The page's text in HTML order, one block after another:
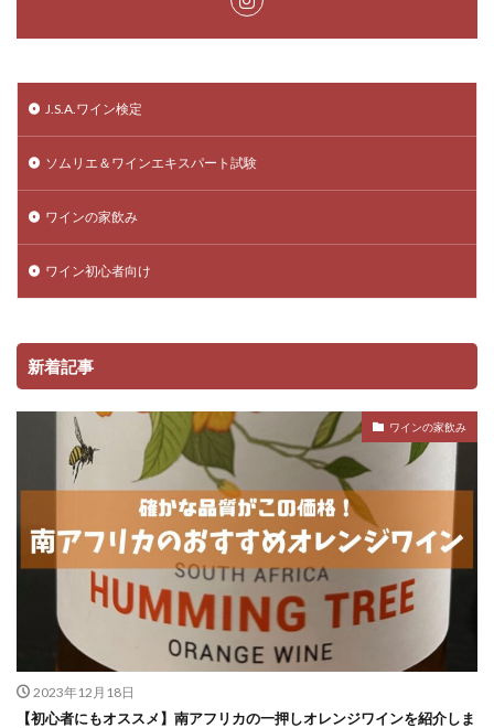
J.S.A.ワイン検定
ソムリエ＆ワインエキスパート試験
ワインの家飲み
ワイン初心者向け
新着記事
ワインの家飲み
2023年12月18日
【初心者にもオススメ】南アフリカの一押しオレンジワインを紹介しま